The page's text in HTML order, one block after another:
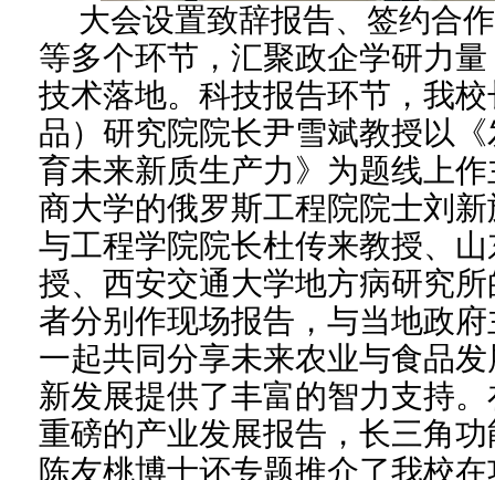
大会设置致辞报告、签约合
等多个环节，汇聚政企学研力
技术落地。科技报告环节，我
品）研究院院长尹雪斌教授以
育未来新质生产力》为题线上
商大学的俄罗斯工程院院士刘
与工程学院院长杜传来教授、
授、西安交通大学地方病研究
者分别作现场报告，与当地政
一起共同分享未来农业与食品
新发展提供了丰富的智力支持
重磅的产业发展报告，长三角
陈友桃博士还专题推介了我校